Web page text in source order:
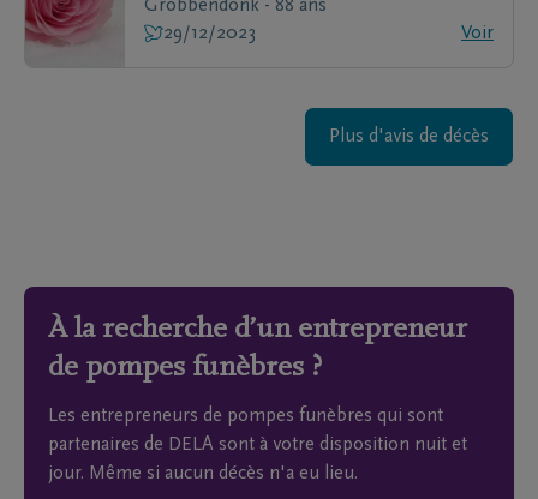
Grobbendonk - 88 ans
29/12/2023
Voir
Plus d'avis de décès
À la recherche d’un entrepreneur
de pompes funèbres ?
Les entrepreneurs de pompes funèbres qui sont
partenaires de DELA sont à votre disposition nuit et
jour. Même si aucun décès n'a eu lieu.